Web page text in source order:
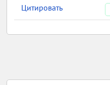
Цитировать